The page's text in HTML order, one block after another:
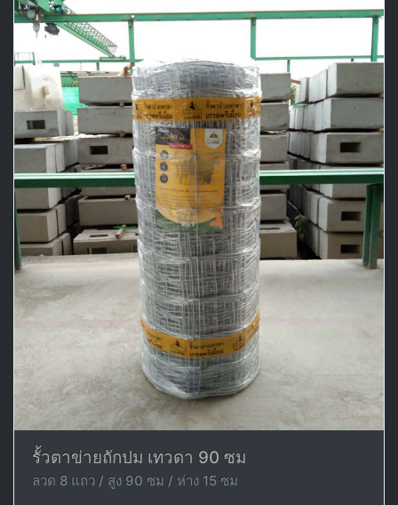
รั้วตาข่ายถักปม เทวดา 90 ซม
ลวด 8 แถว / สูง 90 ซม / ห่าง 15 ซม